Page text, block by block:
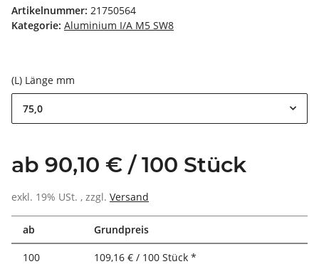
Artikelnummer: 21750564
Kategorie: Aluminium I/A M5 SW8
(L) Länge mm
75,0
ab 90,10 € / 100 Stück
exkl. 19% USt. , zzgl. Versand
ab Grundpreis
100 109,16 € / 100 Stück *